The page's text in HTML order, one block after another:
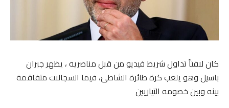
كان لافتاً تداول شريط فيديو من قبل مناصريه ، يظهر جبران
باسيل وهو يلعب كرة طائرة الشاطئ، فيما السجالات متفاقمة
بينه وبين خصومه التياريين